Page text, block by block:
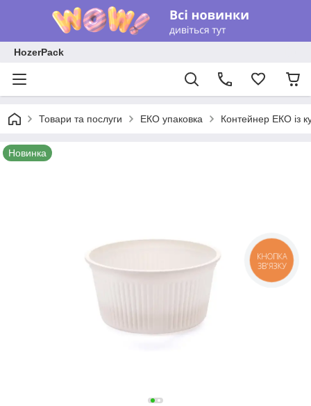
HozerPack
Товари та послуги ЕКО упаковка Контейнер ЕКО із
Новинка
КНОПКА
ЗВ'ЯЗКУ